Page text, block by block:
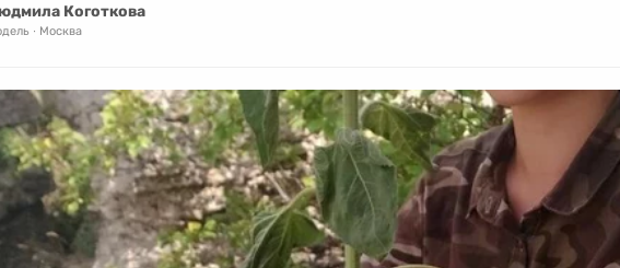
Коготкова
Москва